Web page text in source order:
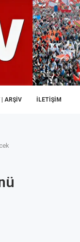
ARŞİV İLETIŞIM